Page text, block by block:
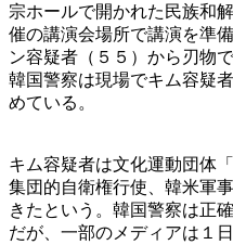
宗ホールで開かれた民族和
催の講演会場所で講演を準
ン容疑者（５５）から刃物
韓国警察は現場でキム容疑
めている。
キム容疑者は文化運動団体
集団的自衛権行使、韓米軍
きたという。韓国警察は正
だが、一部のメディアは１